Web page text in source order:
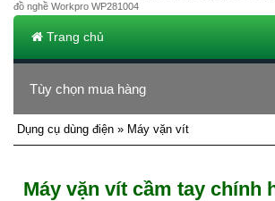
đồ nghề Workpro WP281004
Trang chủ
Tùy chọn mua hàng
Dụng cụ dùng điện » Máy vặn vít
Máy vặn vít cầm tay chính